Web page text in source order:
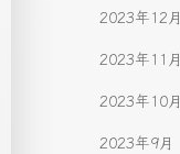
2023年12月
2023年11月
2023年10月
2023年9月